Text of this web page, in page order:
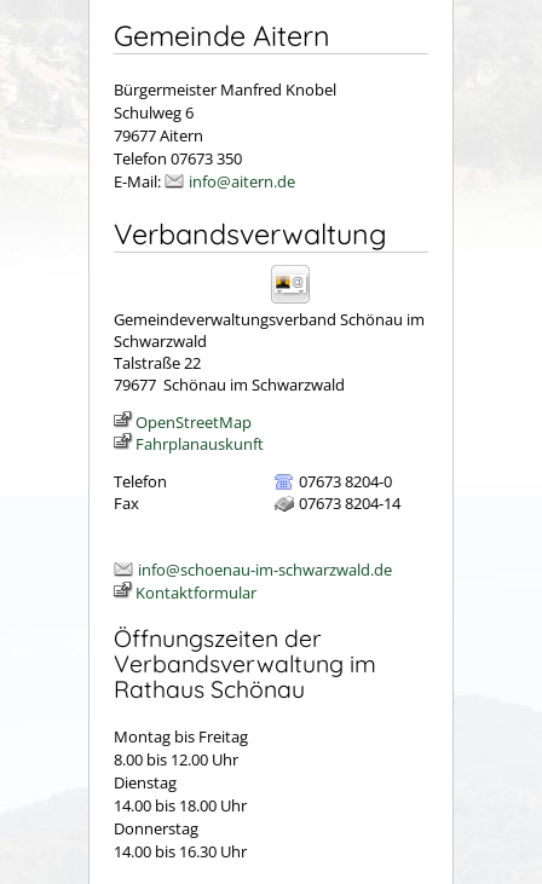
Gemeinde Aitern
Bürgermeister Manfred Knobel
Schulweg 6
79677 Aitern
Telefon 07673 350
E-Mail:
info@aitern.de
Verbandsverwaltung
Gemeindeverwaltungsverband Schönau im
Schwarzwald
Talstraße 22
79677 Schönau im Schwarzwald
OpenStreetMap
Fahrplanauskunft
Telefon
07673 8204-0
Fax
07673 8204-14
info@schoenau-im-schwarzwald.de
Kontaktformular
Öffnungszeiten der
Verbandsverwaltung im
Rathaus Schönau
Montag bis Freitag
8.00 bis 12.00 Uhr
Dienstag
14.00 bis 18.00 Uhr
Donnerstag
14.00 bis 16.30 Uhr